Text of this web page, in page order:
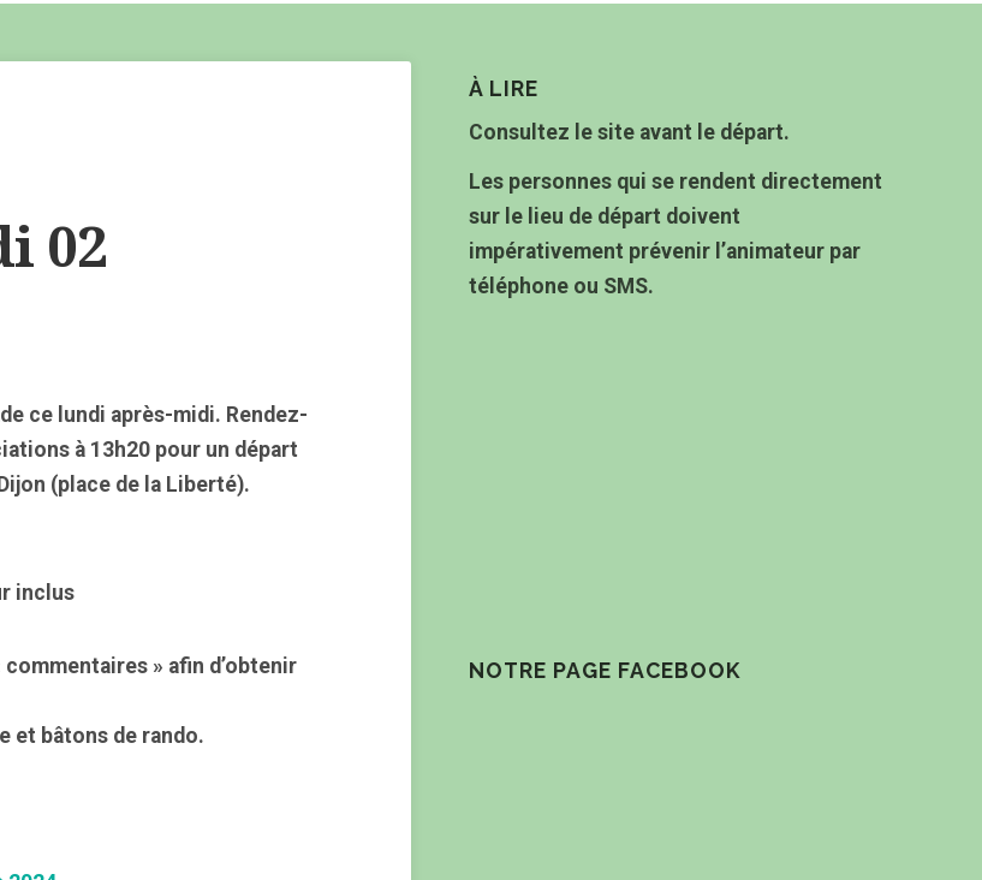
02
ce lundi après-midi. Rendez-
à 13h20 pour un départ
(place de la Liberté).
inclus
» afin d’obtenir
et bâtons de rando.
À LIRE
Consultez le site avant le départ.
Les personnes qui se rendent directement
sur le lieu de départ doivent
impérativement prévenir l’animateur par
téléphone ou SMS.
NOTRE PAGE FACEBOOK